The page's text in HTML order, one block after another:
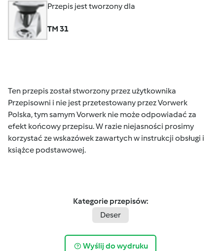
Przepis jest tworzony dla
TM 31
Ten przepis został stworzony przez użytkownika
Przepisowni i nie jest przetestowany przez Vorwerk
Polska, tym samym Vorwerk nie może odpowiadać za
efekt końcowy przepisu. W razie niejasności prosimy
korzystać ze wskazówek zawartych w instrukcji obsługi i
książce podstawowej.
Kategorie przepisów:
Deser
Wyślij do wydruku